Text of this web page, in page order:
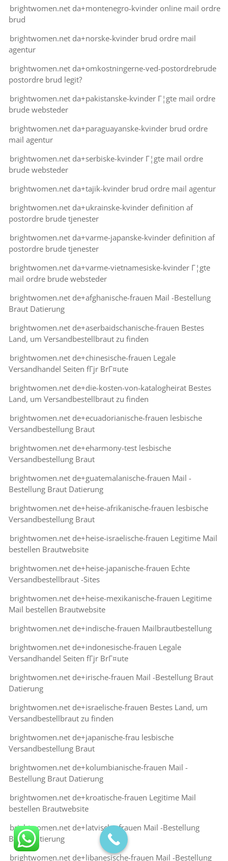
brightwomen.net da+montenegro-kvinder online mail ordre
brud
brightwomen.net da+norske-kvinder brud ordre mail
agentur
brightwomen.net da+omkostningerne-ved-postordrebrude
postordre brud legit?
brightwomen.net da+pakistanske-kvinder Г¦gte mail ordre
brude websteder
brightwomen.net da+paraguayanske-kvinder brud ordre
mail agentur
brightwomen.net da+serbiske-kvinder Г¦gte mail ordre
brude websteder
brightwomen.net da+tajik-kvinder brud ordre mail agentur
brightwomen.net da+ukrainske-kvinder definition af
postordre brude tjenester
brightwomen.net da+varme-japanske-kvinder definition af
postordre brude tjenester
brightwomen.net da+varme-vietnamesiske-kvinder Г¦gte
mail ordre brude websteder
brightwomen.net de+afghanische-frauen Mail -Bestellung
Braut Datierung
brightwomen.net de+aserbaidschanische-frauen Bestes
Land, um Versandbestellbraut zu finden
brightwomen.net de+chinesische-frauen Legale
Versandhandel Seiten fГјr BrГ¤ute
brightwomen.net de+die-kosten-von-katalogheirat Bestes
Land, um Versandbestellbraut zu finden
brightwomen.net de+ecuadorianische-frauen lesbische
Versandbestellung Braut
brightwomen.net de+eharmony-test lesbische
Versandbestellung Braut
brightwomen.net de+guatemalanische-frauen Mail -
Bestellung Braut Datierung
brightwomen.net de+heise-afrikanische-frauen lesbische
Versandbestellung Braut
brightwomen.net de+heise-israelische-frauen Legitime Mail
bestellen Brautwebsite
brightwomen.net de+heise-japanische-frauen Echte
Versandbestellbraut -Sites
brightwomen.net de+heise-mexikanische-frauen Legitime
Mail bestellen Brautwebsite
brightwomen.net de+indische-frauen Mailbrautbestellung
brightwomen.net de+indonesische-frauen Legale
Versandhandel Seiten fГјr BrГ¤ute
brightwomen.net de+irische-frauen Mail -Bestellung Braut
Datierung
brightwomen.net de+israelische-frauen Bestes Land, um
Versandbestellbraut zu finden
brightwomen.net de+japanische-frau lesbische
Versandbestellung Braut
brightwomen.net de+kolumbianische-frauen Mail -
Bestellung Braut Datierung
brightwomen.net de+kroatische-frauen Legitime Mail
bestellen Brautwebsite
brightwomen.net de+latvische-frauen Mail -Bestellung
Braut Datierung
brightwomen.net de+libanesische-frauen Mail -Bestellung